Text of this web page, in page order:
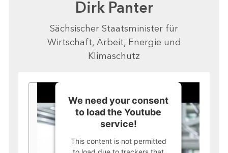
Dirk Panter
Sächsischer Staatsminister für
Wirtschaft, Arbeit, Energie und
Klimaschutz
We need your consent
to load the Youtube
service!
This content is not permitted